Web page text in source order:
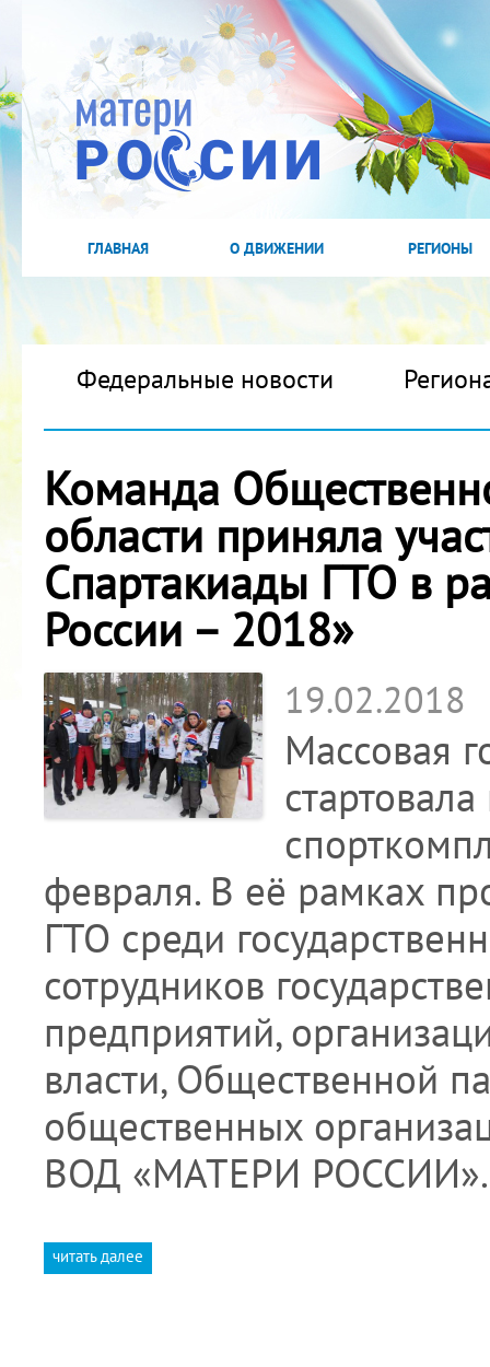
ГЛАВНАЯ О ДВИЖЕНИИ РЕГИОНЫ
Федеральные новости
Команда
области приняла
Спартакиады ГТО в
России – 2018»
19.02.2018
Массовая
февраля. В её рамках
ГТО среди
сотрудников
предприятий,
власти, Общественной
общественных
ВОД «МАТЕРИ
читать далее